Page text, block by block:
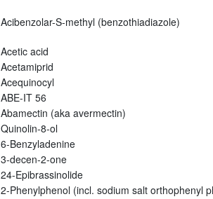
Acibenzolar-S-methyl (benzothiadiazole)
Acetic acid
Acetamiprid
Acequinocyl
ABE-IT 56
Abamectin (aka avermectin)
Quinolin-8-ol
6-Benzyladenine
3-decen-2-one
24-Epibrassinolide
2-Phenylphenol (incl. sodium salt orthophenyl